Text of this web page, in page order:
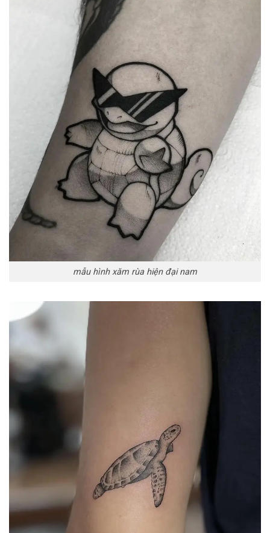
mẫu hình xăm rùa hiện đại nam